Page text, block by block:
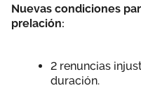
Nuevas condiciones
prelación:
2 renuncias
duración.